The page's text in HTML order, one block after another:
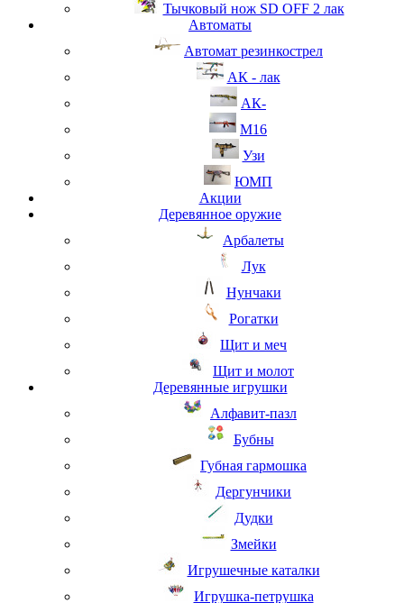
Тычковый нож SD OFF 2 лак
Автоматы
Автомат резинкострел
АК - лак
АК-
М16
Узи
ЮМП
Акции
Деревянное оружие
Арбалеты
Лук
Нунчаки
Рогатки
Щит и меч
Щит и молот
Деревянные игрушки
Алфавит-пазл
Бубны
Губная гармошка
Дергунчики
Дудки
Змейки
Игрушечные каталки
Игрушка-петрушка